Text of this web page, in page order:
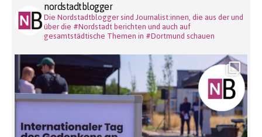
nordstadtblogger
Die Nordstadtblogger sind Journalist:innen, die aus der und
über die #Nordstadt berichten und auch auf
gesamtstädtische Themen in #Dortmund schauen